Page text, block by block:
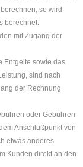
so wird
berechnet.
mit Zugang der
Entgelte sowie das
sind nach
der Rechnung
oder Gebühren
Anschlußpunkt von
etwas anderes
Kunden direkt an den